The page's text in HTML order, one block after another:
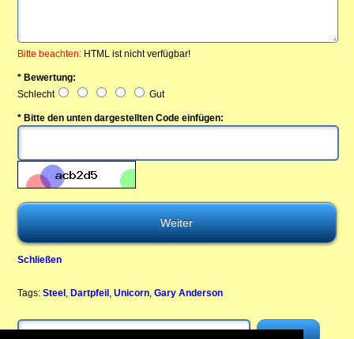
Bitte beachten: HTML ist nicht verfügbar!
* Bewertung:
Schlecht
Gut
* Bitte den unten dargestellten Code einfügen:
Schließen
Tags: Steel ,Dartpfeil ,Unicorn ,Gary Anderson